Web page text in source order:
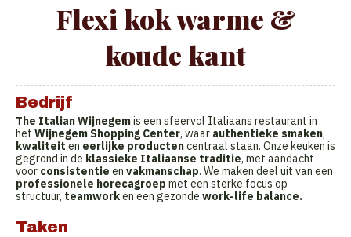
Flexi kok warme &
koude kant
Bedrijf
The Italian Wijnegemis een sfeervol Italiaans restaurant in
het Wijnegem Shopping Center, waar authentieke smaken,
kwaliteit en eerlijke productencentraal staan. Onze keuken is
gegrond in de klassieke Italiaanse traditie, met aandacht
voor consistentie en vakmanschap. We maken deel uit van een
professionele horecagroep met een sterke focus op
structuur, teamworken een gezonde work-life balance.
Taken